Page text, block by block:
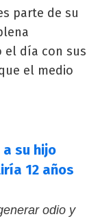
parte de su
el día con sus
el medio
su hijo
12 años
odio y